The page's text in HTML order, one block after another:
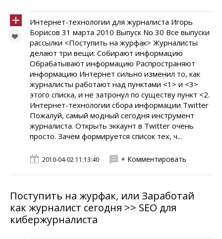
Интернет-технологии для журналиста Игорь
Борисов 31 марта 2010 Выпуск No 30 Все выпуски
рассылки <Поступить на журфак> Журналисты
делают три вещи: Собирают информацию
Обрабатывают информацию Распространяют
информацию Интернет сильно изменил то, как
журналисты работают над пунктами <1> и <3>
этого списка, и не затронул по существу пункт <2.
Интернет-технологии сбора информации Twitter
Пожалуй, самый модный сегодня инструмент
журналиста. Открыть эккаунт в Twitter очень
просто. Зачем формируется список тех, ч...
2010-04-02 11:13:40 + Комментировать
Поступить на журфак, или Заработай
как журналист сегодня >> SEO для
кибержурналиста